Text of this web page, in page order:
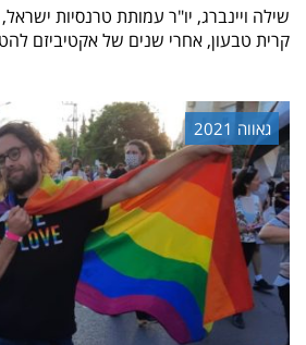
שילה ויינברג, יו"ר עמותת טרנסיות
קרית טבעון, אחרי שנים של אקטיביזם
גאווה 2021